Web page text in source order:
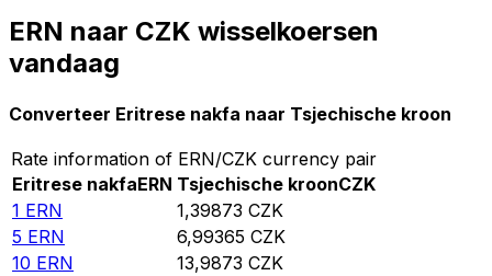
ERN naar CZK wisselkoersen
vandaag
Converteer Eritrese nakfa naar Tsjechische kroon
Rate information of ERN/CZK currency pair
Eritrese nakfaERN Tsjechische kroonCZK
1 ERN 1,39873 CZK
5 ERN 6,99365 CZK
10 ERN 13,9873 CZK